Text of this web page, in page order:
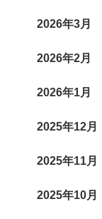
2026年3月
2026年2月
2026年1月
2025年12月
2025年11月
2025年10月